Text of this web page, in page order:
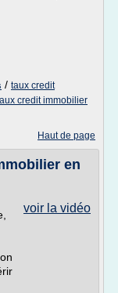
/ taux credit
credit immobilier
Haut de page
en
voir la vidéo